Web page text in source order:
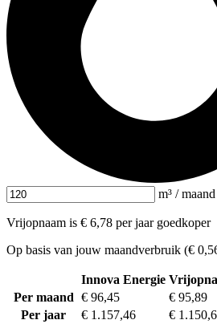
m³ / maand
Vrijopnaam is € 6,78 per jaar goedkoper
Op basis van jouw maandverbruik (€
Innova Energie
Per maand € 96,45 € 95,89
Per jaar
€ 1.157,46 €